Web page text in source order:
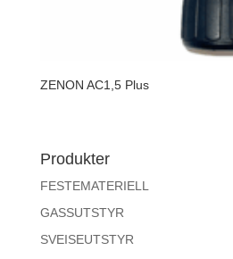
ZENON AC1,5 Plus
Produkter
FESTEMATERIELL
GASSUTSTYR
SVEISEUTSTYR